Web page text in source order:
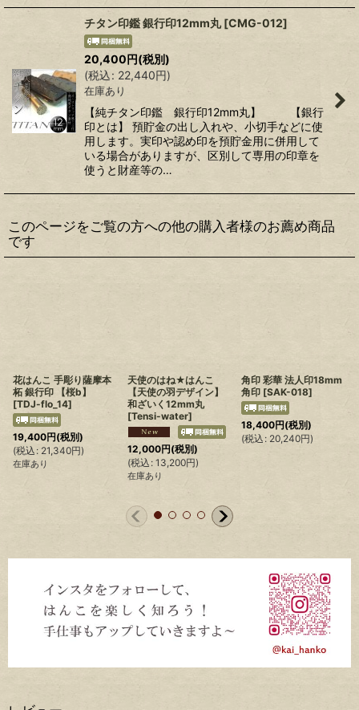
チタン印鑑 銀行印12mm丸 [CMG-012]
20,400円(税別)
(税込: 22,440円)
在庫あり
【純チタン印鑑 銀行印12mm丸】 【銀行
印とは】 預貯金の出し入れや、小切手などに使
用します。実印や認め印を預貯金用に併用して
いる場合がありますが、区別して専用の印章を
使うと財産等の…
このページをご覧の方への他の購入者様のお薦め商品
です
花はんこ 手彫り薩摩本
柘 銀行印 【桜b】
[TDJ-flo_14]
19,400円(税別)
(税込 : 21,340円)
在庫あり
天使のはね★はんこ
【天使の羽デザイン】
和ざいく12mm丸
[Tensi-water]
12,000円(税別)
(税込 : 13,200円)
在庫あり
角印 彩華 法人印18mm
角印 [SAK-018]
18,400円(税別)
(税込 : 20,240円)